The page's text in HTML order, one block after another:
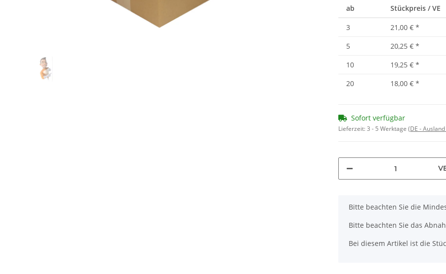
ab Stückpreis / VE
3 21,00 € *
5
20,25 € *
10
19,25 € *
20
18,00 € *
Sofort verfügbar
Lieferzeit:3 - 5 Werktage (DE -
x
Bitte beachten Sie die
Bitte beachten Sie das
Bei diesem Artikel ist die